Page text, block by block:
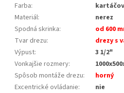
Farba:
Materiál:
nerez
Spodná skrinka:
od 600
Tvar drezu:
drezy s
Výpust:
3 1/2"
Vonkajšie rozmery:
Spôsob montáže drezu:
horný
Excentrické ovládanie:
nie